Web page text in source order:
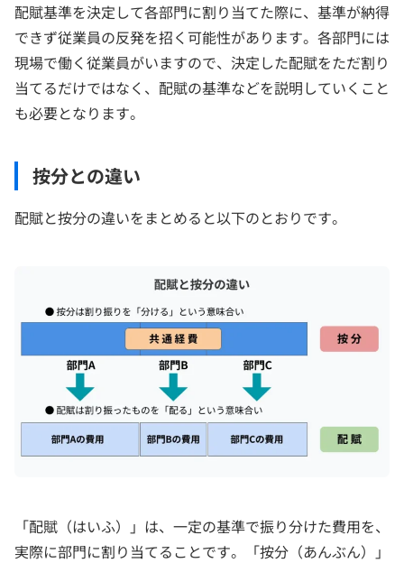
配賦基準を決定して各部門に割り当てた際に、基準が納得
できず従業員の反発を招く可能性があります。各部門には
現場で働く従業員がいますので、決定した配賦をただ割り
当てるだけではなく、配賦の基準などを説明していくこと
も必要となります。
按分との違い
配賦と按分の違いをまとめると以下のとおりです。
「配賦（はいふ）」は、一定の基準で振り分けた費用を、
実際に部門に割り当てることです。「按分（あんぶん）」